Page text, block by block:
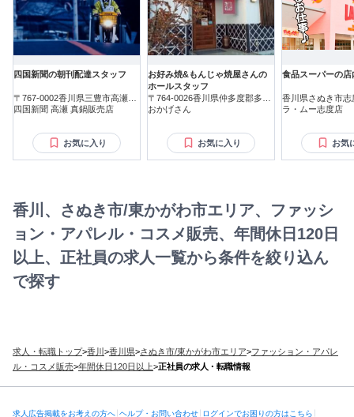
四国新聞の朝刊配達スタッフ
〒767-0002香川県三豊市高瀬町
新名
四国新聞 高瀬 真鍋販売店
お気に入り
お好み焼&もんじゃ焼屋さんの
ホールスタッフ
〒764-0026香川県仲多度郡多度
津町
おかげさん
お気に入り
食品スーパーの店
香川県さぬき市志
ラ・ムー志度店
お気
香川、さぬき市/東かがわ市エリア、ファッシ
ョン・アパレル・コスメ販売、年間休日120日
以上、正社員の求人一覧から条件を絞り込ん
で探す
求人・転職トップ>香川 >香川県>さぬき市/東かがわ市エリア>ファッション・アパレ
ル・コスメ販売>年間休日120日以上>正社員の求人・転職情報
求人広告掲載をお考えの方へ ヘルプ・お問い合わせ ログインでお困りの方はこちら